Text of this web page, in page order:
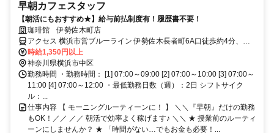
早朝カフェスタッフ
【朝活にもおすすめ★】給与前払制度有！履歴書不要！
珈琲館 伊勢佐木町店
アクセス 横浜市営ブルーライン 伊勢佐木長者町6A口徒歩約4分、Ｊ
Ｒ根岸線/ＪＲ京浜東北線 関内北口(西)徒歩約8分、京急本線 日ノ出町
徒歩約9分
時給1,350円以上
神奈川県横浜市中区
勤務時間 ・勤務時間： [1] 07:00～09:00 [2] 07:00～10:00 [3] 07:00～
11:00 [4] 07:00～12:00 ・最低勤務日数（週）：2日 シフトサイク
ル：...
仕事内容 【 モーニングルーティーンに！ 】 ＼＼『早朝』だけの勤務
もOK！／／ ／／ 朝活で効率よく稼げます♪ ＼＼ ★ 授業前のルーティ
ーンにしませんか？ ★ 「時間がない…でもお金も必要！...